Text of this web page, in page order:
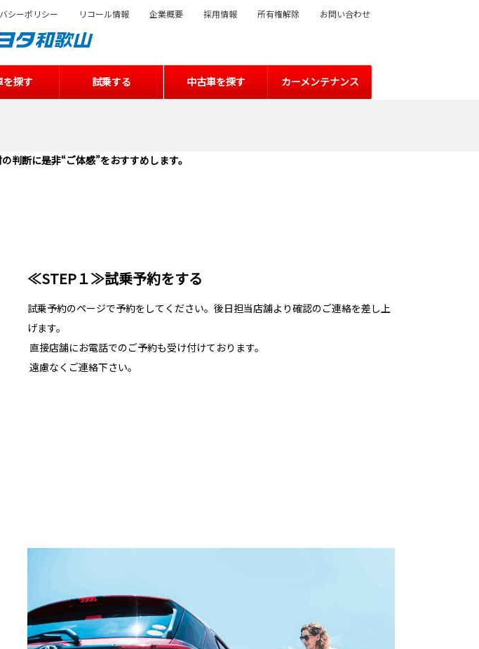
を探す 試乗する 中古車を探す カーメンテナンス
シーポリシー リコール情報 企業概要 採用情報 所有権解除 お問い合わせ
判断に是非“ご体感”をおすすめします。
≪STEP１≫試乗予約をする
試乗予約のページで予約をしてください。後日担当店舗より確認のご連絡を差し上
げます。
直接店舗にお電話でのご予約も受け付けております。
遠慮なくご連絡下さい。